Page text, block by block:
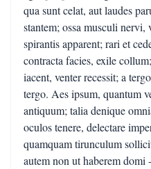
qua sunt celat, aut laudes
stantem; ossa musculi nervi,
spirantis apparent; rari et
contracta facies, exile
iacent, venter recessit; a
tergo. Aes ipsum, quantum
antiquum; talia denique
oculos tenere, delectare
quamquam tirunculum
autem non ut haberem